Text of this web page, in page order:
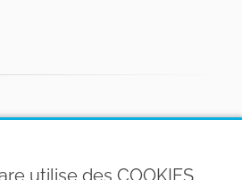
utilise des COOKIES